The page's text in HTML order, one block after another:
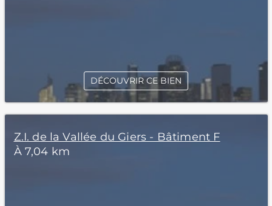
DÉCOUVRIR CE BIEN
Z.I. de la Vallée du Giers - Bâtiment F
À 7,04 km